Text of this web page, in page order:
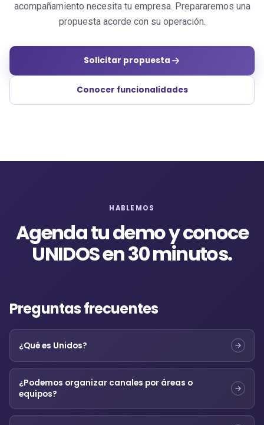
acompañamiento necesita tu empresa. Prepararemos una
propuesta acorde con su operación.
Solicitar propuesta
Conocer funcionalidades
HABLEMOS
Agenda tu demo y conoce
UNIDOS en 30 minutos.
Preguntas frecuentes
¿Qué es Unidos?
¿Podemos organizar canales por áreas o
equipos?